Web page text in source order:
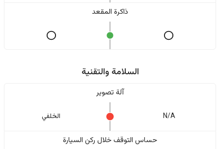
ذاكرة المقعد
السلامة والتقنية
آلة تصوير
N/A الخلفي
حساس التوقف خلال ركن السيارة